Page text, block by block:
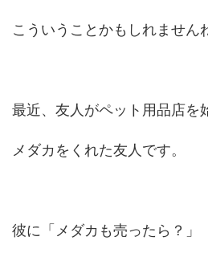
こういうことかもしれません
最近、友人がペット用品店を
メダカをくれた友人です。
彼に「メダカも売ったら？」